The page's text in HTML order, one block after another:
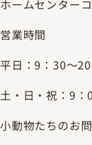
ホームセンター
営業時間
平日：9：30～
土・日・祝：9
小動物たちのお